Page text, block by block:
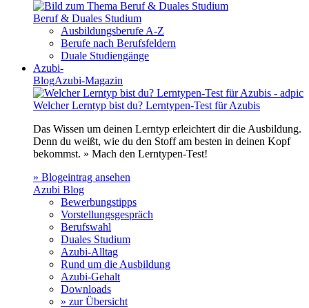
Beruf & Duales Studium
Ausbildungsberufe A-Z
Berufe nach Berufsfeldern
Duale Studiengänge
Azubi-
BlogAzubi-Magazin
Welcher Lerntyp bist du? Lerntypen-Test für Azubis
Das Wissen um deinen Lerntyp erleichtert dir die Ausbildung.
Denn du weißt, wie du den Stoff am besten in deinen Kopf
bekommst. » Mach den Lerntypen-Test!
» Blogeintrag ansehen
Azubi Blog
Bewerbungstipps
Vorstellungsgespräch
Berufswahl
Duales Studium
Azubi-Alltag
Rund um die Ausbildung
Azubi-Gehalt
Downloads
» zur Übersicht